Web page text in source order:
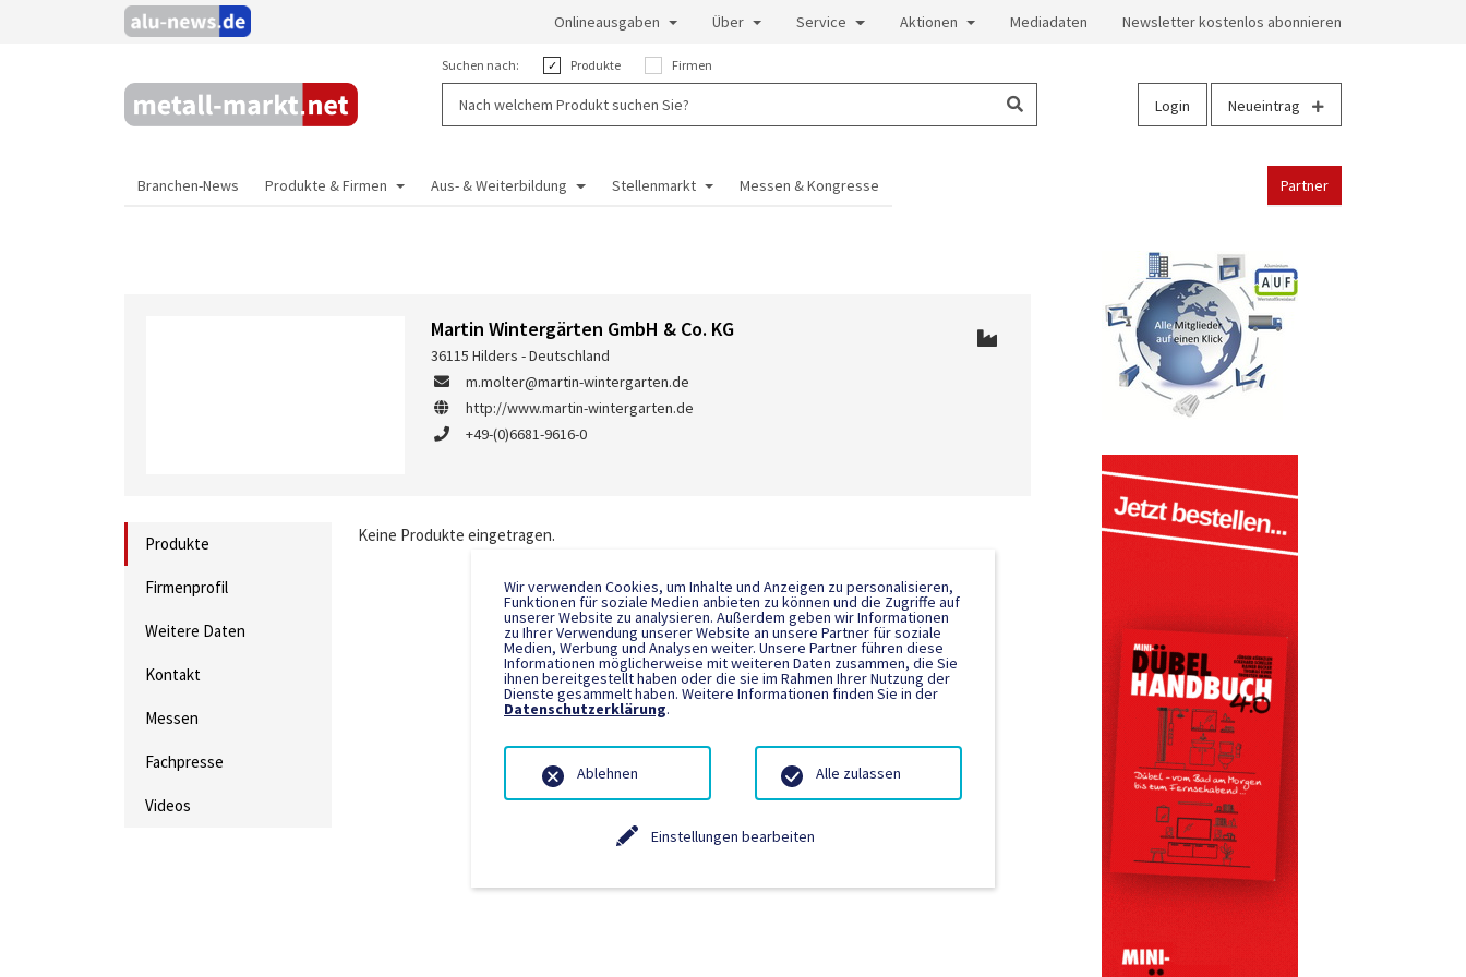
Onlineausgaben Über Service Aktionen Mediadaten Newsletter kostenlos abonnieren
Suchen nach: Produkte Firmen
Login Neueintrag
Branchen-News Produkte & Firmen Aus- & Weiterbildung Stellenmarkt Messen & Kongresse Partner
Martin Wintergärten GmbH & Co. KG
36115 Hilders - Deutschland
m.molter@martin-wintergarten.de
http://www.martin-wintergarten.de
+49-(0)6681-9616-0
Produkte
Firmenprofil
Weitere Daten
Kontakt
Messen
Fachpresse
Videos
Keine Produkte eingetragen.
Wir verwenden Cookies, um Inhalte und Anzeigen zu personalisieren,
Funktionen für soziale Medien anbieten zu können und die Zugriffe auf
unserer Website zu analysieren. Außerdem geben wir Informationen
zu Ihrer Verwendung unserer Website an unsere Partner für soziale
Medien, Werbung und Analysen weiter. Unsere Partner führen diese
Informationen möglicherweise mit weiteren Daten zusammen, die Sie
ihnen bereitgestellt haben oder die sie im Rahmen Ihrer Nutzung der
Dienste gesammelt haben. Weitere Informationen finden Sie in der
Datenschutzerklärung.
Einstellungen bearbeiten
Ablehnen Alle zulassen